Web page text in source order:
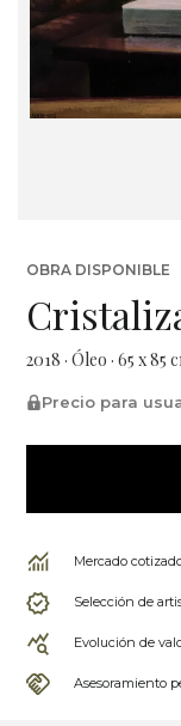
OBRA DISPONIBLE
2018 · Óleo · 65 x 85
Precio para
Mercado
Selección de
Evolución de
Asesoramiento